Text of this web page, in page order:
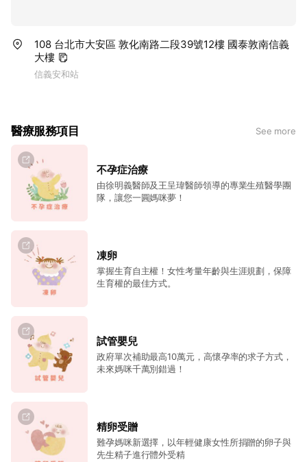
108 台北市大安區 敦化南路二段39號12樓 國泰敦南信義
大樓
信義安和站
醫療服務項目 See more
不孕症治療
由徐明義醫師及王呈瑋醫師領導的專業生殖醫學團
隊，讓您一圓媽咪夢！
凍卵
掌握生育自主權！⼥性考量年齡與⽣涯規劃，保障
⽣育權的最佳⽅式。
試管嬰兒
政府單次補助最高10萬元，高懷孕率的求子方式，
未來媽咪千萬別錯過！
精卵受贈
難孕媽咪新選擇，以年輕健康女性所捐贈的卵子與
先生精子進行體外受精